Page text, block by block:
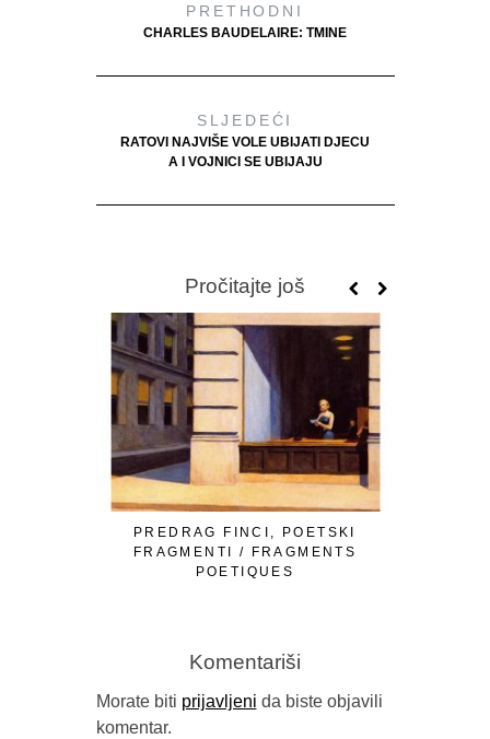
PRETHODNI
CHARLES BAUDELAIRE: TMINE
SLJEDEĆI
RATOVI NAJVIŠE VOLE UBIJATI DJECU
A I VOJNICI SE UBIJAJU
Pročitajte još
PREDRAG FINCI, POETSKI
FRAGMENTI / FRAGMENTS
POETIQUES
Komentariši
Morate biti prijavljeni da biste objavili
komentar.